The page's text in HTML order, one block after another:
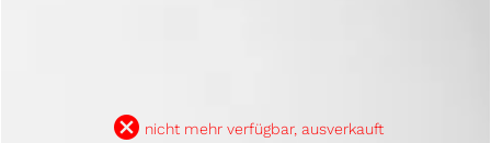
B nicht mehr verfügbar, ausverkauft